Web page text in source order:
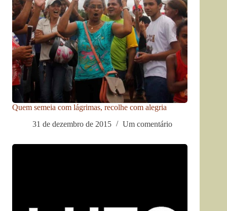
Quem semeia com lágrimas, recolhe com alegria
31 de dezembro de 2015
Um comentário